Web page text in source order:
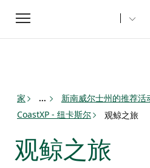
Toggle
navigation
家 ... 新南威尔士州的推荐活
CoastXP - 纽卡斯尔
观鲸之旅
观鲸之旅